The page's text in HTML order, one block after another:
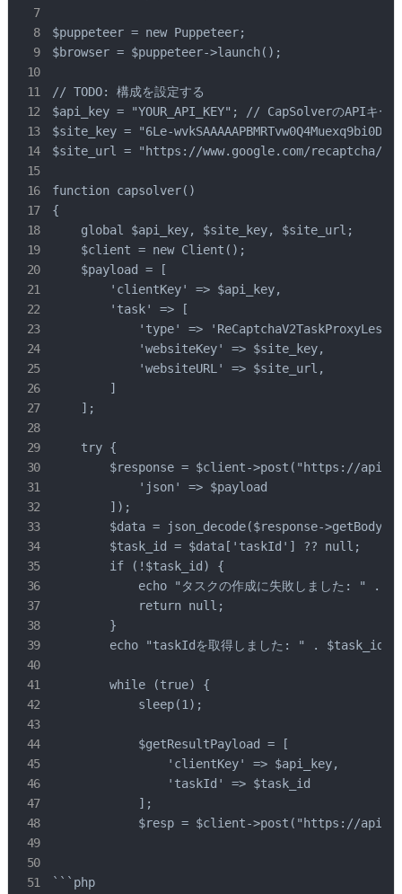
$puppeteer = new Puppeteer;
$browser = $puppeteer->launch();
// TODO: 構成を設定する
$api_key = "YOUR_API_KEY"; // CapSolverのAPIキー
$site_key = "6Le-
$site_url = "https://www.google.com/recaptcha/api2/
function capsolver()
{
    global $api_key, $site_key, $site_url;
    $client = new Client();
    $payload = [
        'clientKey' => $api_key,
        'task' => [
'type' =>
            'websiteKey' => $site_key,
            'websiteURL' => $site_url,
        ]
    ];
    try {
$response = $client->post("https://
            'json' => $payload
        ]);
$data = json_decode($response-
        $task_id = $data['taskId'] ?? null;
        if (!$task_id) {
echo "タスクの作成に失敗しました: " .
            return null;
        }
echo "taskIdを取得しました: " . $task_id
        while (true) {
            sleep(1);
            $getResultPayload = [
                'clientKey' => $api_key,
                'taskId' => $task_id
            ];
$resp = $client->post("https://
```php